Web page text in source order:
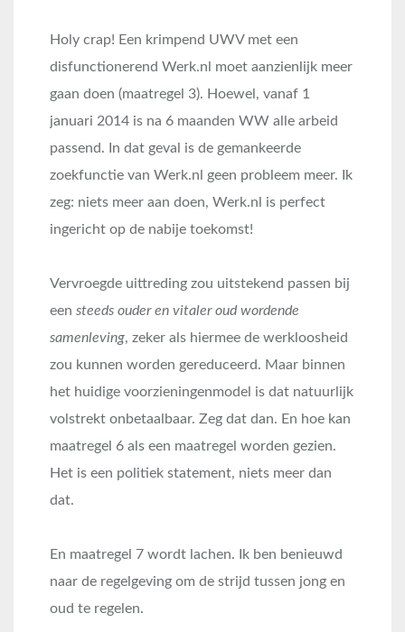
Holy crap! Een krimpend UWV met een
disfunctionerend Werk.nl moet aanzienlijk meer
gaan doen (maatregel 3). Hoewel, vanaf 1
januari 2014 is na 6 maanden WW alle arbeid
passend. In dat geval is de gemankeerde
zoekfunctie van Werk.nl geen probleem meer. Ik
zeg: niets meer aan doen, Werk.nl is perfect
ingericht op de nabije toekomst!
Vervroegde uittreding zou uitstekend passen bij
een steeds ouder en vitaler oud wordende
samenleving, zeker als hiermee de werkloosheid
zou kunnen worden gereduceerd. Maar binnen
het huidige voorzieningenmodel is dat natuurlijk
volstrekt onbetaalbaar. Zeg dat dan. En hoe kan
maatregel 6 als een maatregel worden gezien.
Het is een politiek statement, niets meer dan
dat.
En maatregel 7 wordt lachen. Ik ben benieuwd
naar de regelgeving om de strijd tussen jong en
oud te regelen.